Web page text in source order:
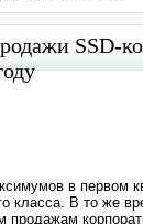
SSD-
в первом
класса. В то же
продажам